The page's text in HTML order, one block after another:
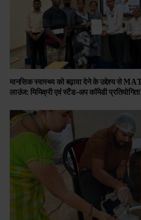
मानसिक स्वास्थ्य को बढ़ावा देने के उद्देश्य से
लाउंज: मिमिक्री एवं स्टैंड-अप कॉमेडी